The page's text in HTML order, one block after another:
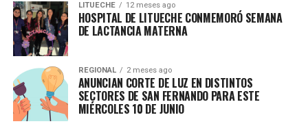
LITUECHE 12 meses ago
HOSPITAL DE LITUECHE CONMEMORÓ SEMANA
DE LACTANCIA MATERNA
REGIONAL 2 meses ago
ANUNCIAN CORTE DE LUZ EN DISTINTOS
SECTORES DE SAN FERNANDO PARA ESTE
MIÉRCOLES 10 DE JUNIO